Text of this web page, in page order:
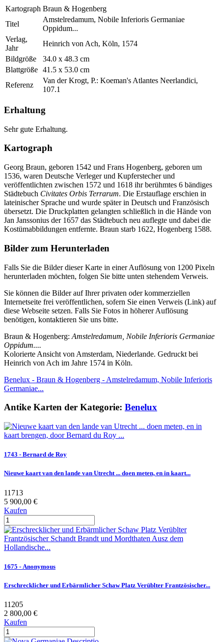
Kartograph Braun & Hogenberg
Titel
Amstelredamum, Nobile Inferioris Germaniae
Oppidum...
Verlag,
Jahr
Heinrich von Ach, Köln, 1574
Bildgröße
34.0 x 48.3 cm
Blattgröße 41.5 x 53.0 cm
Referenz
Van der Krogt, P.: Koeman's Atlantes Neerlandici,
107.1
Erhaltung
Sehr gute Erhaltung.
Kartograph
Georg Braun, geboren 1542 und Frans Hogenberg, geboren um
1536, waren Deutsche Verleger und Kupferstecher und
veröffentlichten zwischen 1572 und 1618 ihr berühmtes 6 bändiges
Städtebuch Civitates Orbis Terrarum. Die Erstauflage erschien in
lateinischer Sprache und wurde später in Deutsch und Französisch
übersetzt. Die Druckplatten gelangten schließlich in die Hände von
Jan Janssonius der 1657 das Städtebuch neu auflegte und dabei die
Kostümabbildungen entfernte. Braun starb 1622, Hogenberg 1588.
Bilder zum Herunterladen
Falls Sie die Bilder dieser Karte in einer Auflösung von 1200 Pixeln
herunterladen möchten, folgen Sie bitte unten stehendem Verweis.
Sie können die Bilder auf Ihrer privaten oder kommerziellen
Internetseite frei veröffentlichen, sofern Sie einen Verweis (Link) auf
diese Webseite setzen. Falls Sie Fotos in höherer Auflösung
benötigen, kontaktieren Sie uns bitte.
Braun & Hogenberg: Amstelredamum, Nobile Inferioris Germaniae
Oppidum....
Kolorierte Ansicht von Amsterdam, Niederlande. Gedruckt bei
Heinrich von Ach im Jahre 1574 in Köln.
Benelux - Braun & Hogenberg - Amstelredamum, Nobile Inferioris
Germaniae...
Antike Karten der Kategorie: Benelux
1743 - Bernard de Roy
Nieuwe kaart van den lande van Utrecht ... doen meten, en in kaart...
11713
5 900,00 €
Kaufen
1675 - Anonymous
Erschrecklicher und Erbärmlicher Schaw Platz Verüblter Frantzösischer...
11205
2 800,00 €
Kaufen